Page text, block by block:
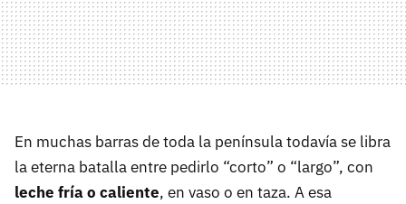
En muchas barras de toda la península todavía se libra
la eterna batalla entre pedirlo “corto” o “largo”, con
leche fría o caliente, en vaso o en taza. A esa